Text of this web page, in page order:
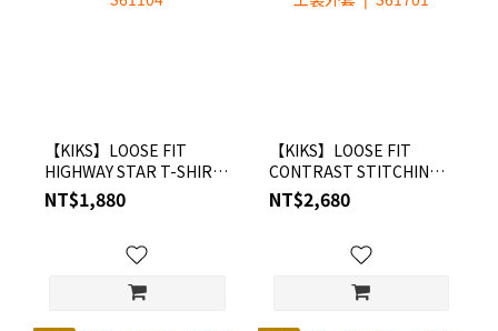
【KIKS】LOOSE FIT
HIGHWAY STAR T-SHIRT
復古泥染公路之星 短TEE
❘ S61104
NT$1,880
【KIKS】LOOSE FIT
CONTRAST STITCHING
WORK JACKET 短袖跳色
縫線工裝外套 ❘ S61701
NT$2,680